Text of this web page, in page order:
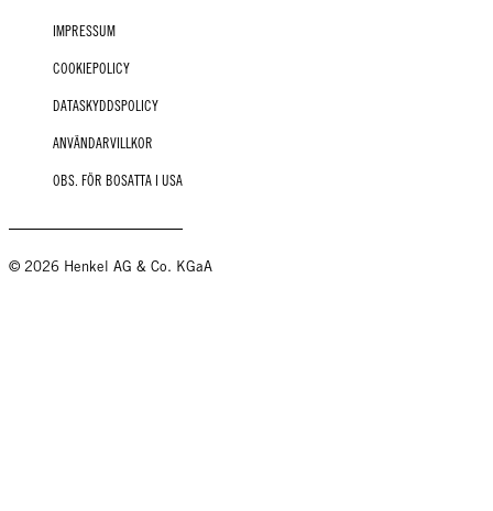
IMPRESSUM
COOKIEPOLICY
DATASKYDDSPOLICY
ANVÄNDARVILLKOR
OBS. FÖR BOSATTA I USA
© 2026 Henkel AG & Co. KGaA